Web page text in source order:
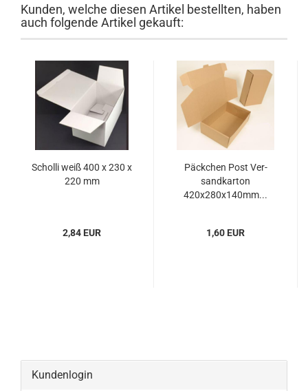
Kunden, welche diesen Artikel bestellten, haben
auch folgende Artikel gekauft:
Schol­li weiß 400 x 230 x
220 mm
2,84 EUR
Päck­chen Post Ver­
sand­kar­ton
420x280x140mm...
1,60 EUR
Kundenlogin